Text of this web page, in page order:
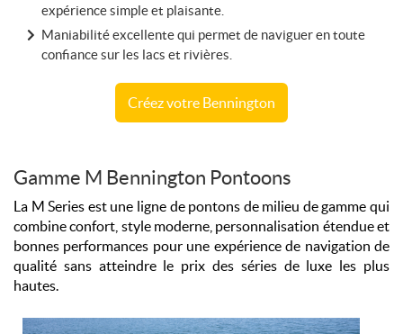
expérience simple et plaisante.
Maniabilité excellente qui permet de naviguer en toute
confiance sur les lacs et rivières.
Créez votre Bennington
Gamme M Bennington Pontoons
La M Series est une ligne de pontons de milieu de gamme qui
combine confort, style moderne, personnalisation étendue et
bonnes performances pour une expérience de navigation de
qualité sans atteindre le prix des séries de luxe les plus
hautes.